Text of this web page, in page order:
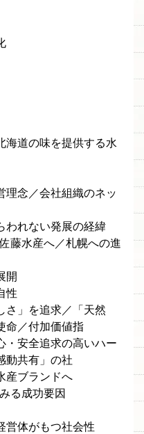
道の味を提供する水
／会社組織のネッ
れない発展の経緯
産へ／札幌への進
開
性
を追求／「天然
命／付加価値指
全追求の高いハー
動共有」の社
ブランドへ
る成功要因
体がもつ社会性